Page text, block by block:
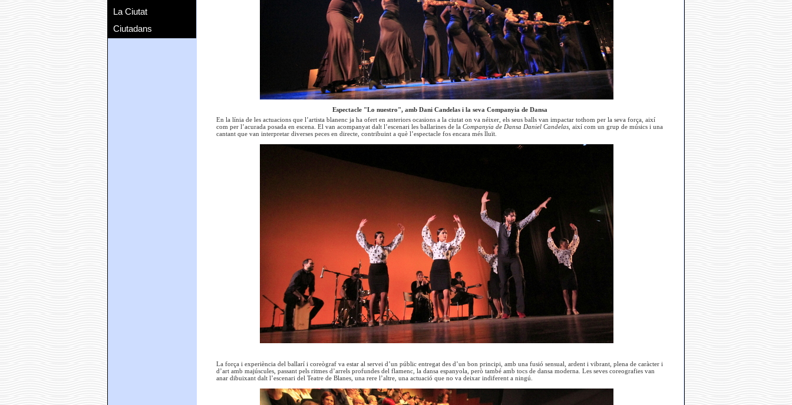
La Ciutat
Ciutadans
Espectacle "Lo nuestro", amb Dani Candelas i la seva Companyia de Dansa
En la línia de les actuacions que l’artista blanenc ja ha ofert en anteriors ocasions a la ciutat on va néixer, els seus balls van impactar tothom per la seva força, així
com per l’acurada posada en escena. El van acompanyat dalt l’escenari les ballarines de la Companyia de Dansa Daniel Candelas, així com un grup de músics i una
cantant que van interpretar diverses peces en directe, contribuint a què l’espectacle fos encara més lluït.
La força i experiència del ballarí i coreògraf va estar al servei d’un públic entregat des d’un bon principi, amb una fusió sensual, ardent i vibrant, plena de caràcter i
d’art amb majúscules, passant pels ritmes d’arrels profundes del flamenc, la dansa espanyola, però també amb tocs de dansa moderna. Les seves coreografies van
anar dibuixant dalt l’escenari del Teatre de Blanes, una rere l’altre, una actuació que no va deixar indiferent a ningú.